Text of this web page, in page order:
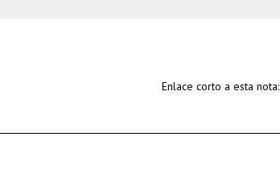
Enlace corto a esta nota: